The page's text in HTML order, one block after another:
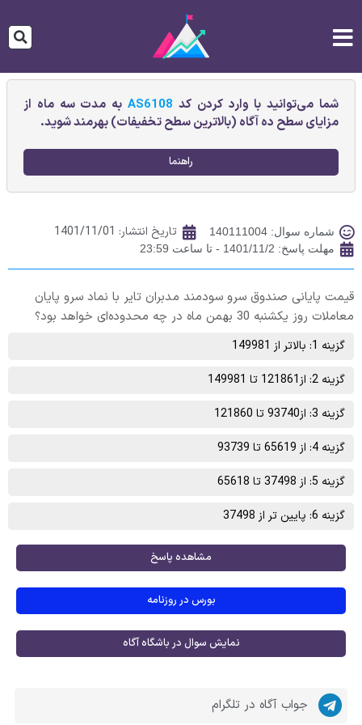
شما می‌توانید با وارد کردن کد AS6108به مدت سه ماه از
مزایای سطح ده آگاه (بالاترین سطح تخفیفات) بهرمند شوید.
راهنما
شماره سوال: 140111004 تاریخ انتشار: 1401/11/01
مهلت پاسخ: 1401/11/2 - تا ساعت 23:59
قیمت پایانی صندوق سرو سودمند مدبران تاير با نماد سرو پایان
معاملات روز یکشنبه 30 بهمن ماه در چه محدوده‌ای خواهد بود؟
گزینه 1: بالاتر از 149981
گزینه 2: از121861 تا 149981
گزینه 3: از93740 تا 121860
گزینه 4: از 65619 تا 93739
گزینه 5: از 37498 تا 65618
گزینه 6: پایین تر از 37498
مشاهده پاسخ
بورس در روزنامه
نمایش سوال در باشگاه آگاه
جواب آگاه در تلگرام